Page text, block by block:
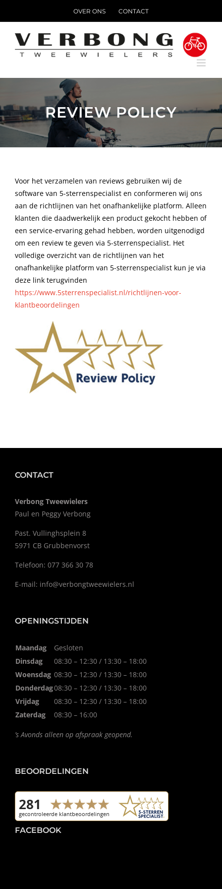
OVER ONS CONTACT
REVIEW POLICY
Voor het verzamelen van reviews gebruiken wij de
software van 5-sterrenspecialist en conformeren wij ons
aan de richtlijnen van het onafhankelijke platform. Alleen
klanten die daadwerkelijk een product gekocht hebben of
een service-ervaring gehad hebben, worden uitgenodigd
om een review te geven via 5-sterrenspecialist. Het
volledige overzicht van de richtlijnen van het
onafhankelijke platform van 5-sterrenspecialist kun je via
deze link terugvinden
https://www.5sterrenspecialist.nl/richtlijnen-voor-
klantbeoordelingen
CONTACT
Verbong Tweewielers
Paul en Peggy Verbong
Past. Vullinghsplein 8
5971 CB Grubbenvorst
Telefoon: 077 366 30 78
E-mail: info@verbongtweewielers.nl
OPENINGSTIJDEN
Maandag
Gesloten
Dinsdag
08:30 – 12:30 / 13:30 – 18:00
Woensdag 08:30 – 12:30 / 13:30 – 18:00
Donderdag08:30 – 12:30 / 13:30 – 18:00
Vrijdag
08:30 – 12:30 / 13:30 – 18:00
Zaterdag
08:30 – 16:00
’s Avonds alleen op afspraak geopend.
BEOORDELINGEN
FACEBOOK